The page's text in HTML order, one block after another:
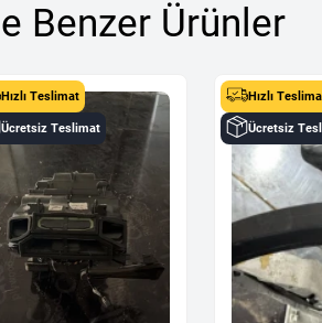
Benzer Ürünler
Hızlı Teslimat
Ücretsiz Teslimat
Hızlı
Ücretsiz